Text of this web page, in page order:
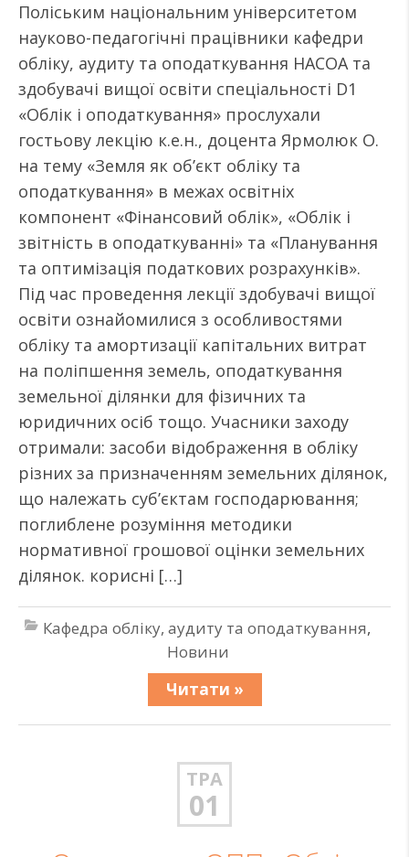
Поліським національним університетом
науково-педагогічні працівники кафедри
обліку, аудиту та оподаткування НАСОА та
здобувачі вищої освіти спеціальності D1
«Облік і оподаткування» прослухали
гостьову лекцію к.е.н., доцента Ярмолюк О.
на тему «Земля як об’єкт обліку та
оподаткування» в межах освітніх
компонент «Фінансовий облік», «Облік і
звітність в оподаткуванні» та «Планування
та оптимізація податкових розрахунків».
Під час проведення лекції здобувачі вищої
освіти ознайомилися з особливостями
обліку та амортизації капітальних витрат
на поліпшення земель, оподаткування
земельної ділянки для фізичних та
юридичних осіб тощо. Учасники заходу
отримали: засоби відображення в обліку
різних за призначенням земельних ділянок,
що належать суб’єктам господарювання;
поглиблене розуміння методики
нормативної грошової оцінки земельних
ділянок. корисні […]
Кафедра обліку, аудиту та оподаткування,
Новини
Читати »
ТРА
01